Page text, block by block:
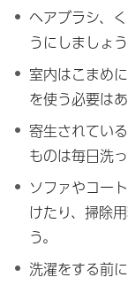
ヘアブラシ、
うにしましょう
室内はこまめ
を使う必要はあ
寄生されてい
ものは毎日洗
ソファやコー
けたり、掃除
う。
洗濯をする前